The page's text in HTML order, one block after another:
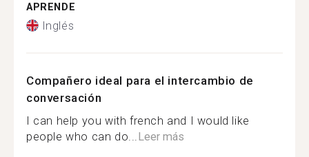
APRENDE
Inglés
Compañero ideal para el intercambio de
conversación
I can help you with french and I would like
people who can do... Leer más